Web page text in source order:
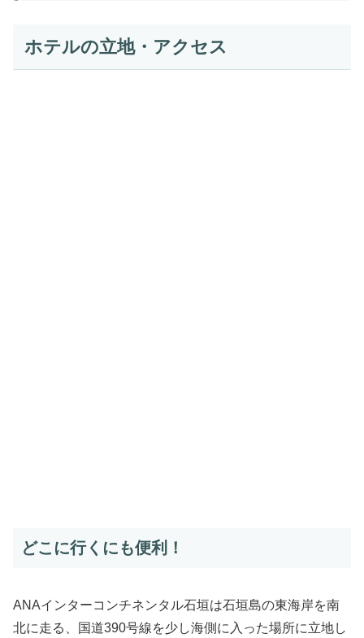
ホテルの立地・アクセス
どこに行くにも便利！
ANAインターコンチネンタル石垣は石垣島の東海岸を南
北に走る、国道390号線を少し海側に入った場所に立地し